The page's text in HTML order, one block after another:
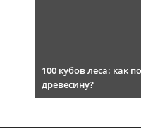
100 кубов леса: как
древесину?